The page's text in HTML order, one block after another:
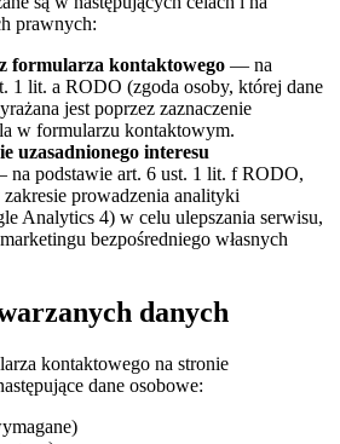
prawnych:
formularza kontaktowego — na
1 lit. a RODO (zgoda osoby, której dane
jest poprzez zaznaczenie
w formularzu kontaktowym.
uzasadnionego interesu
podstawie art. 6 ust. 1 lit. f RODO,
prowadzenia analityki
Analytics 4) w celu ulepszania serwisu,
bezpośredniego własnych
danych
kontaktowego na stronie
dane osobowe: